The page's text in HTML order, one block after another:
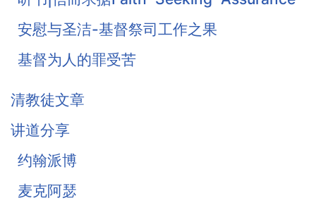
安慰与圣洁-基督祭司工作之果
基督为人的罪受苦
基督徒的珍宝-知足
《柔和谦卑》合集
战胜罪恶的惧怕
清教徒文章
讲道分享
约翰派博
麦克阿瑟